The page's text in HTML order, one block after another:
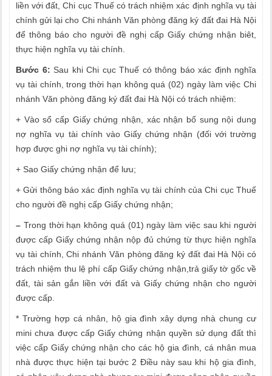
liền với đất, Chi cục Thuế có trách nhiệm xác định nghĩa vụ tài
chính gửi lại cho Chi nhánh Văn phòng đăng ký đất đai Hà Nội
để thông báo cho người đề nghị cấp Giấy chứng nhận biêt,
thực hiện nghĩa vụ tài chính.
Bước 6: Sau khi Chi cục Thuế có thông báo xác định nghĩa
vụ tài chính, trong thời hạn không quá (02) ngày làm việc Chi
nhánh Văn phòng đăng ký đất đai Hà Nội có trách nhiệm:
+ Vào sổ cấp Giấy chứng nhận, xác nhận bổ sung nội dung
nợ nghĩa vụ tài chính vào Giấy chứng nhận (đối với trường
hợp được ghi nợ nghĩa vụ tài chính);
+ Sao Giấy chứng nhận để lưu;
+ Gửi thông báo xác định nghĩa vụ tài chính của Chi cục Thuế
cho người đề nghị cấp Giấy chứng nhận;
– Trong thời hạn không quá (01) ngày làm việc sau khi người
được cấp Giấy chứng nhận nộp đủ chứng từ thực hiện nghĩa
vụ tài chính, Chi nhánh Văn phòng đăng ký đất đai Hà Nội có
trách nhiệm thu lệ phí cấp Giấy chứng nhận,trả giấy tờ gốc về
đất, tài sản gắn liền với đất và Giấy chứng nhận cho người
được cấp.
* Trường hợp cá nhân, hộ gia đình xây dựng nhà chung cư
mini chưa được cấp Giấy chứng nhận quyền sử dụng đất thì
việc cấp Giấy chứng nhận cho các hộ gia đình, cá nhân mua
nhà được thực hiện tại bước 2 Điều này sau khi hộ gia đình,